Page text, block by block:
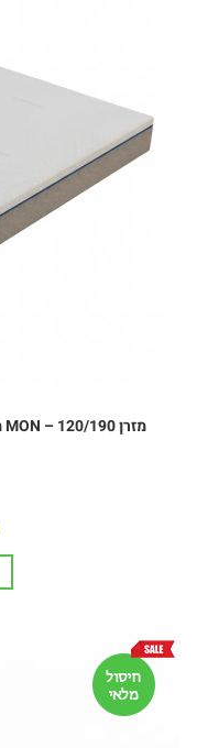
מזרן MON – 120/190 מזרן ויסקו קירור אורתופדי בעובי 25 ס״מ